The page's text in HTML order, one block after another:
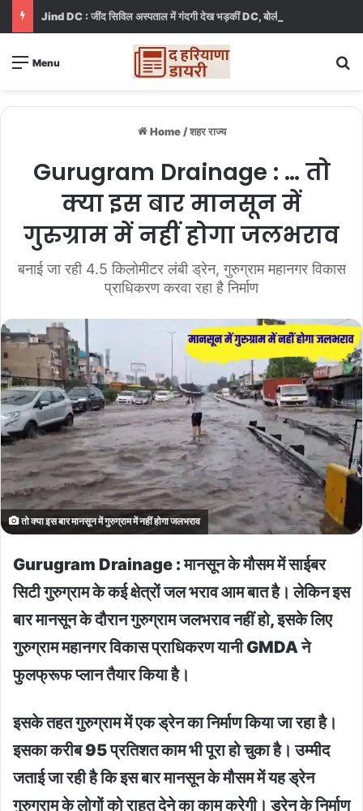
Menu
Home / शहर राज्य
Gurugram Drainage : … तो
क्या इस बार मानसून में
गुरुग्राम में नहीं होगा जलभराव
बनाई जा रही 4.5 किलोमीटर लंबी ड्रेन, गुरुग्राम महानगर विकास
प्राधिकरण करवा रहा है निर्माण
तो क्या इस बार मानसून में गुरुग्राम में नहीं होगा जलभराव
Gurugram Drainage : मानसून के मौसम में साईबर
सिटी गुरुग्राम के कई क्षेत्रों जल भराव आम बात है। लेकिन इस
बार मानसून के दौरान गुरुग्राम जलभराव नहीं हो, इसके लिए
गुरुग्राम महानगर विकास प्राधिकरण यानी GMDA ने
फुलफ्रूफ प्लान तैयार किया है।
इसके तहत गुरुग्राम में एक ड्रेन का निर्माण किया जा रहा है।
इसका करीब 95 प्रतिशत काम भी पूरा हो चुका है। उम्मीद
जताई जा रही है कि इस बार मानसून के मौसम में यह ड्रेन
गुरुग्राम के लोगों को राहत देने का काम करेगी। ड्रेन के निर्माण